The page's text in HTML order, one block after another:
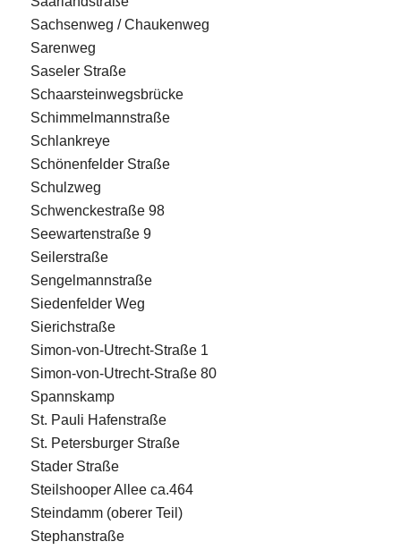
Sachsenweg / Chaukenweg
Sarenweg
Saseler Straße
Schaarsteinwegsbrücke
Schimmelmannstraße
Schlankreye
Schönenfelder Straße
Schulzweg
Schwenckestraße 98
Seewartenstraße 9
Seilerstraße
Sengelmannstraße
Siedenfelder Weg
Sierichstraße
Simon-von-Utrecht-Straße 1
Simon-von-Utrecht-Straße 80
Spannskamp
St. Pauli Hafenstraße
St. Petersburger Straße
Stader Straße
Steilshooper Allee ca.464
Steindamm (oberer Teil)
Stephanstraße